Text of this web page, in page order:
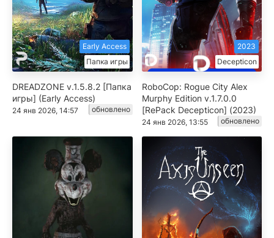
Папка игры
Early Access
DREADZONE v.1.5.8.2 [Папка
игры] (Early Access)
24 янв 2026, 14:57 обновлено
Decepticon
2023
RoboCop: Rogue City Alex
Murphy Edition v.1.7.0.0
[RePack Decepticon] (2023)
24 янв 2026, 13:55 обновлено